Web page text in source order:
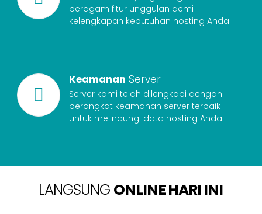
beragam fitur unggulan demi
kelengkapan kebutuhan hosting Anda
Keamanan Server
Server kami telah dilengkapi dengan
perangkat keamanan server terbaik
untuk melindungi data hosting Anda
LANGSUNG ONLINE HARI INI